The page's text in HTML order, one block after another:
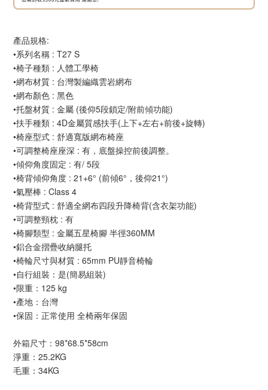
產品規格:
•系列名稱 : T27 S
•椅子種類 : 人體工學椅
•網布材質 : 台灣製編織雲岩網布
•網布顏色 : 黑色
•托盤材質 : 金屬 (後仰5段鎖定/附前傾功能)
•扶手種類 : 4D金屬質感扶手(上下+左右+前後+旋轉)
•椅座型式 : 舒適寬版網布椅座
•可調整椅座座深 : 有，底盤操控前後調整。
•傾仰角度固定 : 有/ 5段
•椅背傾仰角度 : 21+6° (前傾6°，後仰21°)
•氣壓棒 : Class 4
•椅背型式 : 舒適全網布四段升降椅背(含衣架功能)
•可調整頸枕 : 有
•椅腳類型 : 金屬五星椅腳 半徑360MM
•鋁合金摺疊收納腿托
•椅輪尺寸與材質 : 65mm PU靜音椅輪
•自行組裝：是(簡易組裝)
•限重：125 kg
•產地：台灣
•保固：正常使用 全椅兩年保固
外箱尺寸：98*68.5*58cm
淨重：25.2KG
毛重：34KG